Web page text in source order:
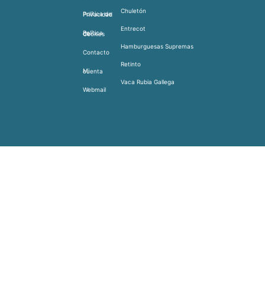
Política de Privacidad
Política de Cookies
Contacto
Mi cuenta
Webmail
Chuletón
Entrecot
Hamburguesas Supremas
Retinto
Vaca Rubia Gallega